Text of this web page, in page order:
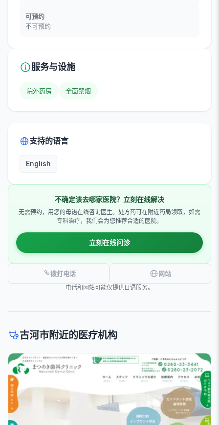
可预约
不可预约
服务与设施
院外药房 全面禁烟
支持的语言
English
不确定该去哪家医院？立刻在线解决
无需预约，用您的母语在线咨询医生。处方药可在附近药局领取，如需
专科治疗，我们会为您推荐合适的医院。
立刻在线问诊
拨打电话 网站
电话和网站可能仅提供日语服务。
古河市附近的医疗机构